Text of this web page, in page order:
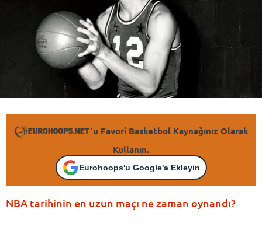
'u Favori Basketbol Kaynağınız Olarak
Kullanın.
Eurohoops'u Google'a Ekleyin
NBA tarihinin en uzun maçı ne zaman oynandı?